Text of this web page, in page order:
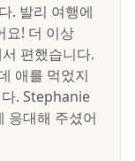
. 발리 여행에
요! 더 이상
편했습니다.
애를 먹었지
. Stephanie
응대해 주셨어